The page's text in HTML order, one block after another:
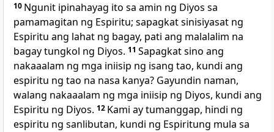
10 Ngunit ipinahayag ito sa amin ng Diyos sa
pamamagitan ng Espiritu; sapagkat sinisiyasat ng
Espiritu ang lahat ng bagay, pati ang malalalim na
bagay tungkol ng Diyos. 11 Sapagkat sino ang
nakaaalam ng mga iniisip ng isang tao, kundi ang
espiritu ng tao na nasa kanya? Gayundin naman,
walang nakaaalam ng mga iniisip ng Diyos, kundi ang
Espiritu ng Diyos. 12 Kami ay tumanggap, hindi ng
espiritu ng sanlibutan, kundi ng Espiritung mula sa